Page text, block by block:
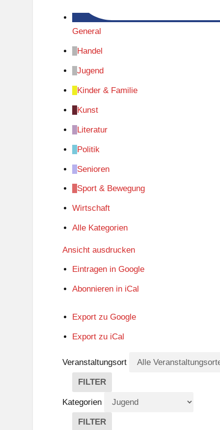
General
Handel
Jugend
Kinder & Familie
Kunst
Literatur
Politik
Senioren
Sport & Bewegung
Wirtschaft
Alle Kategorien
Ansicht ausdrucken
Eintragen in Google
Abonnieren in iCal
Export zu Google
Export zu iCal
Veranstaltungsort
FILTER
V
E
R
A
Kategorien
FILTER